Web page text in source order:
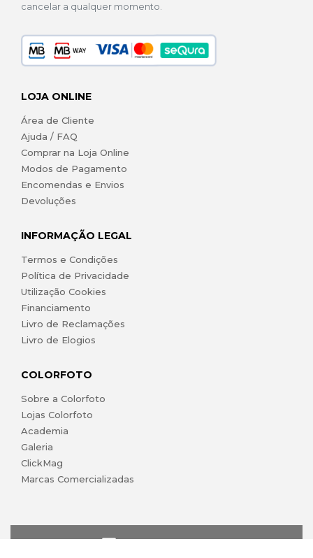
cancelar a qualquer momento.
LOJA ONLINE
Área de Cliente
Ajuda / FAQ
Comprar na Loja Online
Modos de Pagamento
Encomendas e Envios
Devoluções
INFORMAÇÃO LEGAL
Termos e Condições
Política de Privacidade
Utilização Cookies
Financiamento
Livro de Reclamações
Livro de Elogios
COLORFOTO
Sobre a Colorfoto
Lojas Colorfoto
Academia
Galeria
ClickMag
Marcas Comercializadas
lojaonline@colorfoto.pt